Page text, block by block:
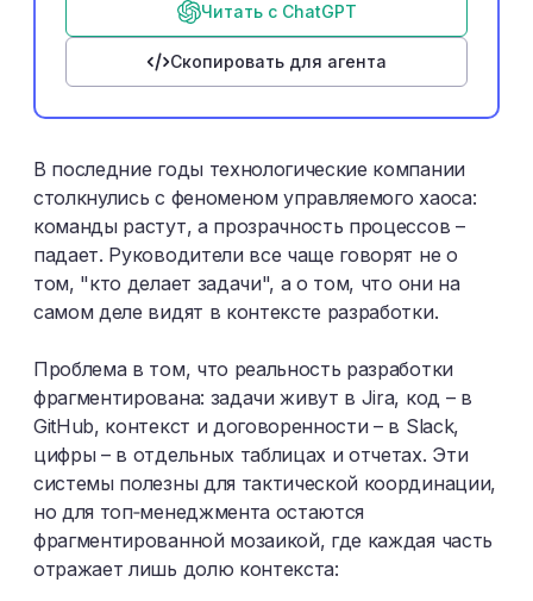
Читать с ChatGPT
Скопировать для агента
В последние годы технологические компании
столкнулись с феноменом управляемого хаоса:
команды растут, а прозрачность процессов –
падает. Руководители все чаще говорят не о
том, "кто делает задачи", а о том, что они на
самом деле видят в контексте разработки.
Проблема в том, что реальность разработки
фрагментирована: задачи живут в Jira, код – в
GitHub, контекст и договоренности – в Slack,
цифры – в отдельных таблицах и отчетах. Эти
системы полезны для тактической координации,
но для топ‑менеджмента остаются
фрагментированной мозаикой, где каждая часть
отражает лишь долю контекста: